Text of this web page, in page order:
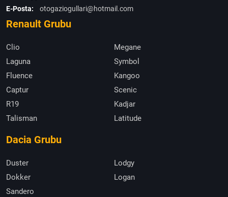
E-Posta:
otogaziogullari@hotmail.com
Renault Grubu
Clio
Megane
Laguna
Symbol
Fluence
Kangoo
Captur
Scenic
R19
Kadjar
Talisman
Latitude
Dacia Grubu
Duster
Lodgy
Dokker
Logan
Sandero